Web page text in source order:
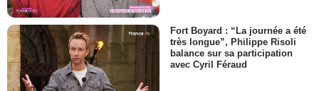
Fort Boyard : “La journée a été
très longue”, Philippe Risoli
balance sur sa participation
avec Cyril Féraud